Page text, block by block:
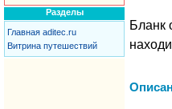
Разделы
Главная aditec.ru
Витрина путешествий
Бланк